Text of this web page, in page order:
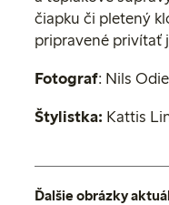
čiapku či pletený
pripravené privítať
Fotograf: Nils
Štylistka: Kattis
Ďalšie obrázky